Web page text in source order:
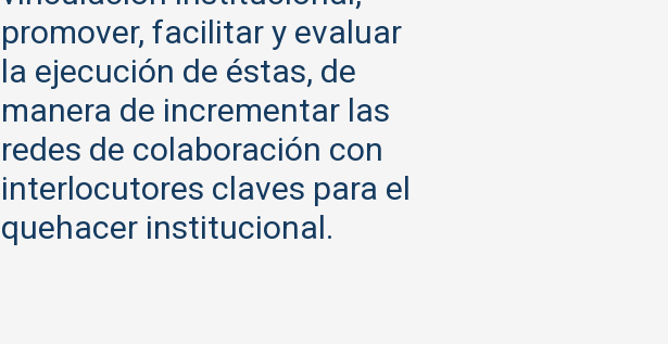
promover, facilitar y evaluar
la ejecución de éstas, de
manera de incrementar las
redes de colaboración con
interlocutores claves para el
quehacer institucional.